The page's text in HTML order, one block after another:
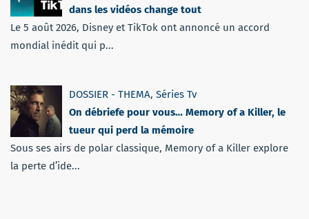
dans les vidéos change tout
Le 5 août 2026, Disney et TikTok ont annoncé un accord
mondial inédit qui p...
DOSSIER - THEMA, Séries Tv
On débriefe pour vous… Memory of a Killer, le
tueur qui perd la mémoire
Sous ses airs de polar classique, Memory of a Killer explore
la perte d’ide...